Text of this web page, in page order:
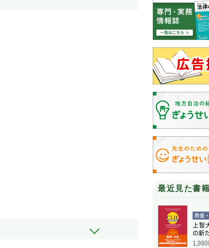
最近見た書籍
教養
上智
の新
巻
1,980